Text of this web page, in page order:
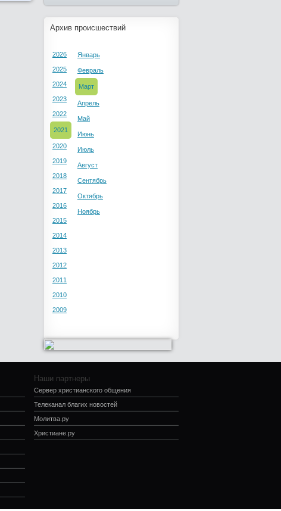
Архив происшествий
2026
2025
2024
2023
2022
2021
2020
2019
2018
2017
2016
2015
2014
2013
2012
2011
2010
2009
Январь
Февраль
Март
Апрель
Май
Июнь
Июль
Август
Сентябрь
Октябрь
Ноябрь
Наши партнеры
Сервер христианского общения
Телеканал благих новостей
Молитва.ру
Христиане.ру